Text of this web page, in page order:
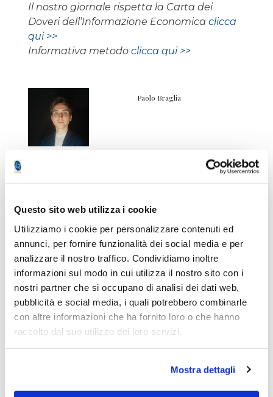
Questo sito web utilizza i cookie
Utilizziamo i cookie per personalizzare contenuti ed
annunci, per fornire funzionalità dei social media e per
analizzare il nostro traffico. Condividiamo inoltre
informazioni sul modo in cui utilizza il nostro sito con i
nostri partner che si occupano di analisi dei dati web,
pubblicità e social media, i quali potrebbero combinarle
con altre informazioni che ha fornito loro o che hanno
raccolto dal suo utilizzo dei loro servizi.
Mostra dettagli
Il nostro giornale rispetta la Carta dei
Doveri dell’Informazione Economica clicca
qui >>
Informativa metodo clicca qui >>
Paolo Braglia
Non accontentarti solo degli
articoli Free!
Registratigratuitamentee avrai
accesso senza limitazioniai servizi
premiumper 7 giorni!
Ti inviamo solo un SMS di verifica, niente